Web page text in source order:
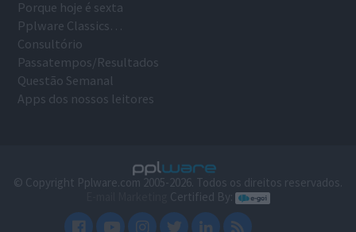
Porque hoje é sexta
Pplware Classics…
Consultório
Passatempos/Resultados
Questão Semanal
Apps dos nossos leitores
© Copyright Pplware.com 2005-2026. Todos os direitos reservados.
Certified By: